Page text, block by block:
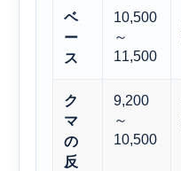
ベ
ー
ス
10,500
～
11,500
ク
マ
の
反
9,200
～
10,500